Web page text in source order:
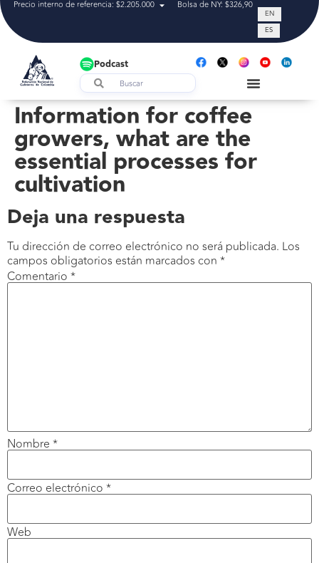
Precio interno de referencia: $2.205.000 Bolsa de NY: $326,90 Tasa de
EN
ES
Podcast
Information for coffee
growers, what are the
essential processes for
cultivation
Deja una respuesta
Tu dirección de correo electrónico no será publicada. Los
campos obligatorios están marcados con *
Comentario *
Nombre *
Correo electrónico *
Web